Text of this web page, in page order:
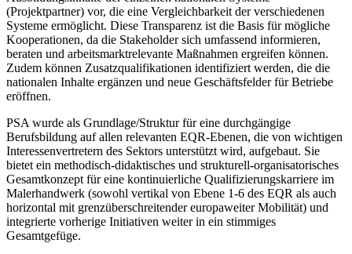
(Projektpartner) vor, die eine Vergleichbarkeit der verschiedenen
Systeme ermöglicht. Diese Transparenz ist die Basis für mögliche
Kooperationen, da die Stakeholder sich umfassend informieren,
beraten und arbeitsmarktrelevante Maßnahmen ergreifen können.
Zudem können Zusatzqualifikationen identifiziert werden, die die
nationalen Inhalte ergänzen und neue Geschäftsfelder für Betriebe
eröffnen.
PSA wurde als Grundlage/Struktur für eine durchgängige
Berufsbildung auf allen relevanten EQR-Ebenen, die von wichtigen
Interessenvertretern des Sektors unterstützt wird, aufgebaut. Sie
bietet ein methodisch-didaktisches und strukturell-organisatorisches
Gesamtkonzept für eine kontinuierliche Qualifizierungskarriere im
Malerhandwerk (sowohl vertikal von Ebene 1-6 des EQR als auch
horizontal mit grenzüberschreitender europaweiter Mobilität) und
integrierte vorherige Initiativen weiter in ein stimmiges
Gesamtgefüge.